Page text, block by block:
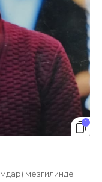
1
мезгилинде